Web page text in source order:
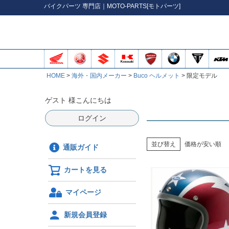
バイクパーツ 専門店｜MOTO-PARTS[モトパーツ]
HOME 海外・国内メーカー Buco ヘルメット 限定モデル
ゲスト 様こんにちは
ログイン
通販ガイド
カートを見る
マイページ
新規会員登録
並び替え 価格が安い順